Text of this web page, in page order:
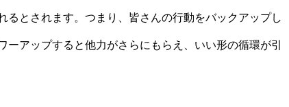
るとされます。つまり、皆さんの行動をバックアップし
アップすると他力がさらにもらえ、いい形の循環が引